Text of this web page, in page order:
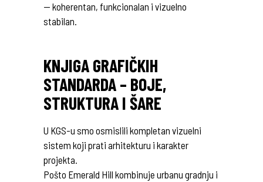
— koherentan, funkcionalan i vizuelno
stabilan.
KNJIGA GRAFIČKIH
STANDARDA – BOJE,
STRUKTURA I ŠARE
U KGS-u smo osmislili kompletan vizuelni
sistem koji prati arhitekturu i karakter
projekta.
Pošto Emerald Hill kombinuje urbanu gradnju i